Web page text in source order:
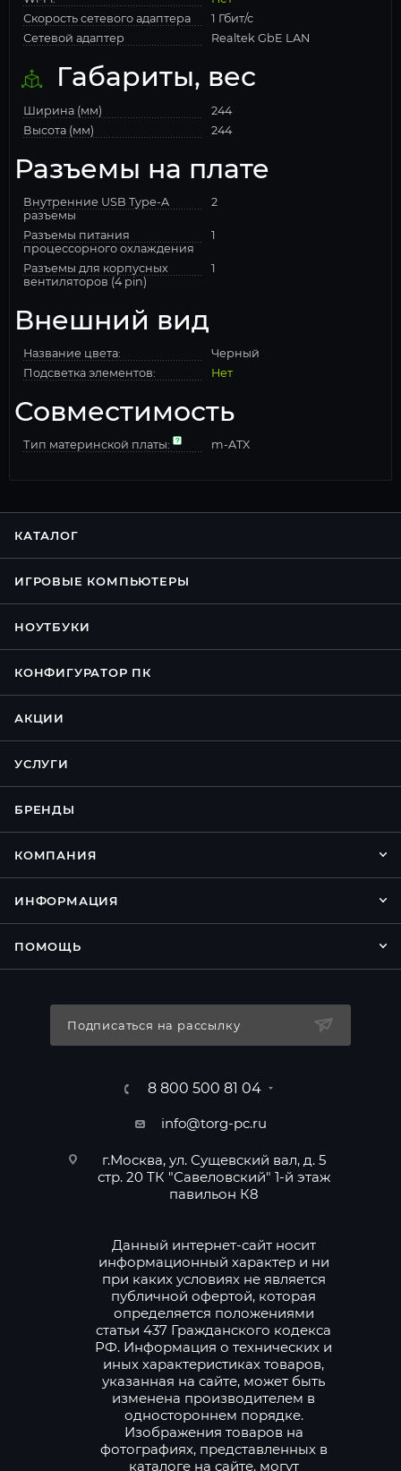
Скорость сетевого адаптера
1 Гбит/с
Сетевой адаптер
Realtek GbE LAN
Габариты, вес
Ширина (мм)
244
Высота (мм)
244
Разъемы на плате
Внутренние USB Type-A
разъемы
2
Разъемы питания
процессорного охлаждения
1
Разъемы для корпусных
вентиляторов (4 pin)
1
Внешний вид
Название цвета:
Черный
Подсветка элементов:
Нет
Совместимость
Тип материнской платы: m-ATX
КАТАЛОГ
ИГРОВЫЕ КОМПЬЮТЕРЫ
НОУТБУКИ
КОНФИГУРАТОР ПК
АКЦИИ
УСЛУГИ
БРЕНДЫ
КОМПАНИЯ
ИНФОРМАЦИЯ
ПОМОЩЬ
Подписаться на рассылку
8 800 500 81 04
info@torg-pc.ru
г.Москва, ул. Сущевский вал, д. 5
стр. 20 ТК "Савеловский" 1-й этаж
павильон К8
Данный интернет-сайт носит
информационный характер и ни
при каких условиях не является
публичной офертой, которая
определяется положениями
статьи 437 Гражданского кодекса
РФ. Информация о технических и
иных характеристиках товаров,
указанная на сайте, может быть
изменена производителем в
одностороннем порядке.
Изображения товаров на
фотографиях, представленных в
каталоге на сайте, могут